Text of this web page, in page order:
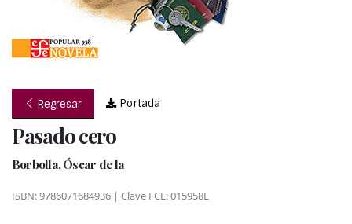
Regresar Portada
Pasado cero
Borbolla, Óscar de la
ISBN: 9786071684936 | Clave FCE: 015958L